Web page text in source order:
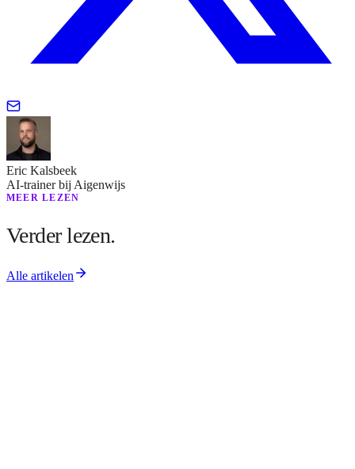
Eric Kalsbeek
AI-trainer bij Aigenwijs
MEER LEZEN
Verder lezen.
Alle artikelen